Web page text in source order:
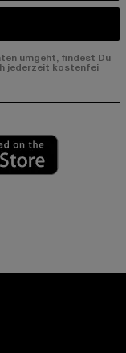
umgeht, findest Du
jederzeit kostenfei